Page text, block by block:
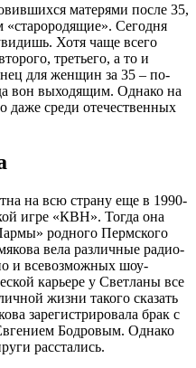
матерями после 35,
Сегодня
Хотя чаще всего
третьего, а то и
для женщин за 35 – по-
вон выходящим. Однако на
даже среди отечественных
на всю страну еще в 1990-
игре «КВН». Тогда она
родного Пермского
вела различные радио-
и всевозможных шоу-
карьере у Светланы все
жизни такого сказать
зарегистрировала брак с
Бодровым. Однако
расстались.